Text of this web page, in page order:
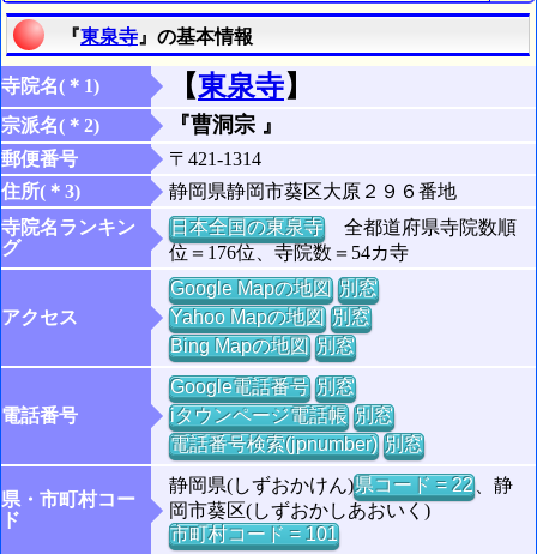
『東泉寺 』の基本情報
寺院名(＊1) 【東泉寺】
宗派名(＊2) 『曹洞宗 』
郵便番号
〒421-1314
住所(＊3)
静岡県静岡市葵区大原２９６番地
寺院名ランキン
グ
日本全国の東泉寺全都道府県寺院数順
位＝176位、寺院数＝54カ寺
アクセス
Google Mapの地図 別窓
Yahoo Mapの地図 別窓
Bing Mapの地図 別窓
電話番号
Google電話番号 別窓
iタウンページ電話帳 別窓
電話番号検索(jpnumber) 別窓
県・市町村コー
ド
静岡県(しずおかけん)県コード = 22、静
岡市葵区(しずおかしあおいく)
市町村コード = 101